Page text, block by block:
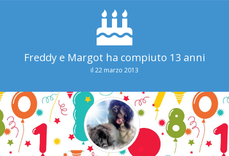
Freddy e Margot ha compiuto 13 anni
il 22 marzo 2013